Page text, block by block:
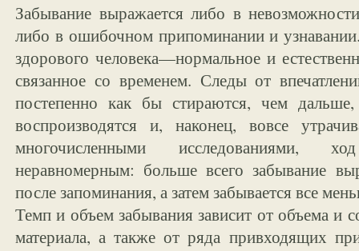
Забывание выражается либо в
либо в ошибочном припоминании и
здорового человека—нормальное и
связанное со временем. Следы от
постепенно как бы стираются, чем
воспроизводятся и, наконец, вовсе
многочисленными исследованиями,
неравномерным: больше всего забывание
после запоминания, а затем забывается все
Темп и объем забывания зависит от объема и
материала, а также от ряда привходящих